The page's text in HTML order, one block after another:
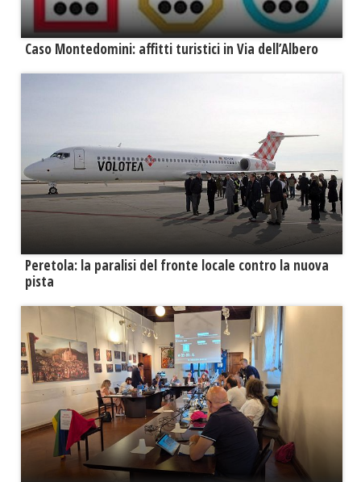
Caso Montedomini: affitti turistici in Via dell’Albero
Peretola: la paralisi del fronte locale contro la nuova
pista